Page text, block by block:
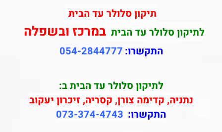
תיקון סלולר עד הבית
לתיקון סלולר עד הביתבמרכז ובשפלה
התקשרו: 054-2844777
לתיקון סלולר עד הבית ב:
נתניה, קדימה צורן, קסריה, זיכרון יעקוב
התקשרו: 073-374-4743